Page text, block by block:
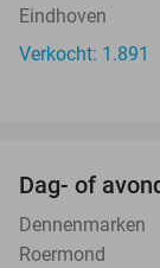
Eindhoven
Verkocht: 1.891
Dag- of
Dennenmarken
Roermond